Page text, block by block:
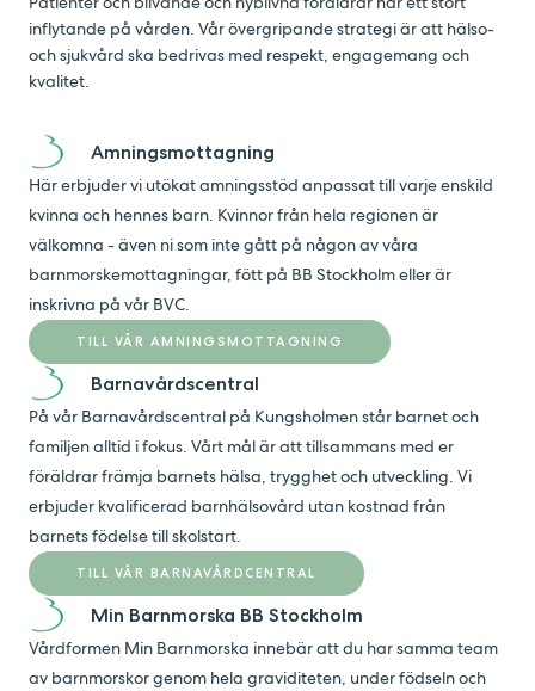
inflytande på vården. Vår övergripande strategi är att hälso-
och sjukvård ska bedrivas med respekt, engagemang och
kvalitet.
Amningsmottagning
Här erbjuder vi utökat amningsstöd anpassat till varje enskild
kvinna och hennes barn. Kvinnor från hela regionen är
välkomna - även ni som inte gått på någon av våra
barnmorskemottagningar, fött på BB Stockholm eller är
inskrivna på vår BVC.
TILL VÅR AMNINGSMOTTAGNING
Barnavårdscentral
På vår Barnavårdscentral på Kungsholmen står barnet och
familjen alltid i fokus. Vårt mål är att tillsammans med er
föräldrar främja barnets hälsa, trygghet och utveckling. Vi
erbjuder kvalificerad barnhälsovård utan kostnad från
barnets födelse till skolstart.
TILL VÅR BARNAVÅRDCENTRAL
Min Barnmorska BB Stockholm
Vårdformen Min Barnmorska innebär att du har samma team
av barnmorskor genom hela graviditeten, under födseln och